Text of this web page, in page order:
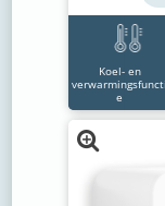
Koel- en
verwarmingsfuncti
e